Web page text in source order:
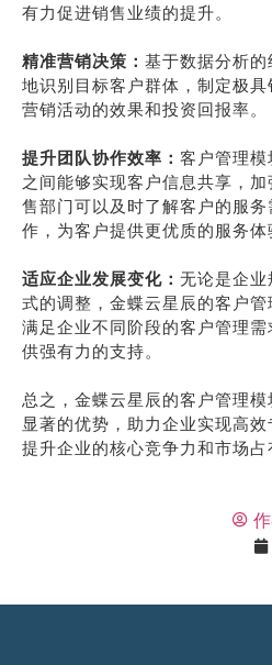
有力促进销售业绩的提升。
精准营销决策： 基于数据分析
地识别目标客户群体，制定极
营销活动的效果和投资回报率。
提升团队协作效率： 客户管理
之间能够实现客户信息共享，
售部门可以及时了解客户的服
作，为客户提供更优质的服务体
适应企业发展变化： 无论是企
式的调整，金蝶云星辰的客户管
满足企业不同阶段的客户管理
供强有力的支持。
总之，金蝶云星辰的客户管理
显著的优势，助力企业实现高
提升企业的核心竞争力和市场占